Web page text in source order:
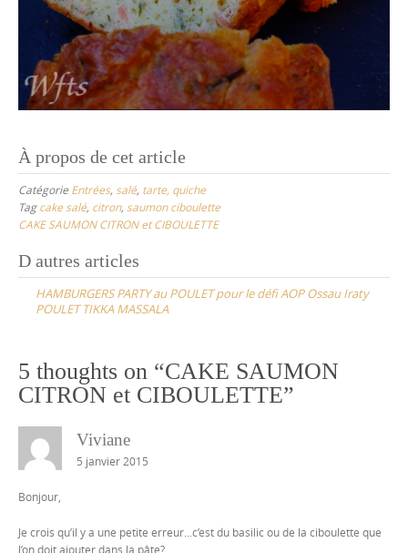
À propos de cet article
Catégorie Entrées, salé, tarte, quiche
Tagcake salé, citron, saumon ciboulette
CAKE SAUMON CITRON et CIBOULETTE
Post
navigation
D autres articles
HAMBURGERS PARTY au POULET pour le défi AOP Ossau Iraty
POULET TIKKA MASSALA
5 thoughts on “CAKE SAUMON
CITRON et CIBOULETTE”
Viviane
5 janvier 2015
Bonjour,
Je crois qu’il y a une petite erreur…c’est du basilic ou de la ciboulette que
l’on doit ajouter dans la pâte?